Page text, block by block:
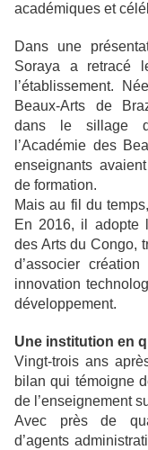
académiques et
Dans une
Soraya a retracé
l’établissement.
Beaux-Arts de
dans le sillage
l’Académie des
enseignants
de formation.
Mais au fil du
En 2016, il adopte
des Arts du Congo,
d’associer
innovation
développement.
Une institution en
Vingt-trois ans
bilan qui témoigne
de l’enseignement
Avec près de
d’agents